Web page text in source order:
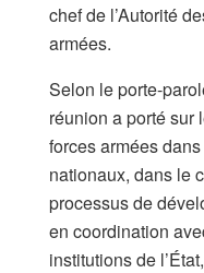
chef de l’Autorité
armées.
Selon le porte-
réunion a porté sur
forces armées
nationaux, dans le
processus de
en coordination
institutions de